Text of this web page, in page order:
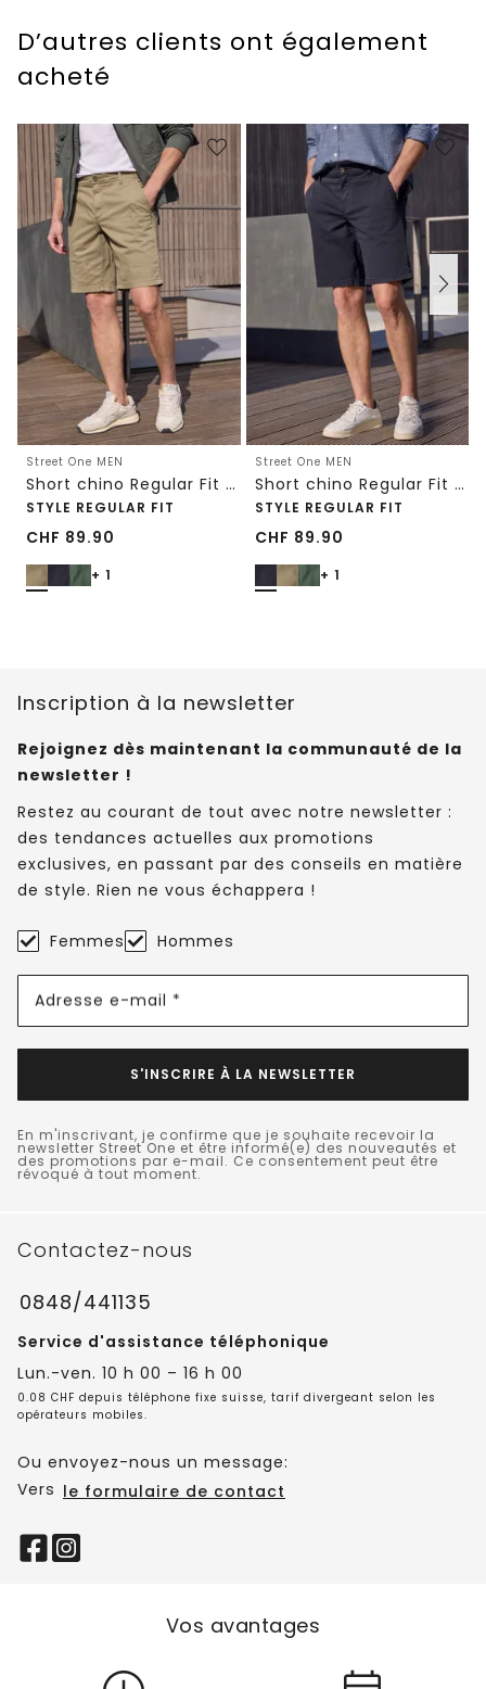
D’autres clients ont également
acheté
Street One MEN
Short chino Regular Fit avec poches
STYLE REGULAR FIT
CHF 89.90
+ 1
Street One MEN
Short chino Regular Fit avec poches
STYLE REGULAR FIT
CHF 89.90
+ 1
Inscription à la newsletter
Rejoignez dès maintenant la communauté de la
newsletter !
Restez au courant de tout avec notre newsletter :
des tendances actuelles aux promotions
exclusives, en passant par des conseils en matière
de style. Rien ne vous échappera !
Femmes Hommes
Adresse e-mail *
S'INSCRIRE À LA NEWSLETTER
En m'inscrivant, je confirme que je souhaite recevoir la
newsletter Street One et être informé(e) des nouveautés et
des promotions par e-mail. Ce consentement peut être
révoqué à tout moment.
Contactez-nous
0848/441135
Service d'assistance téléphonique
Lun.-ven. 10 h 00 – 16 h 00
0.08 CHF depuis téléphone fixe suisse, tarif divergeant selon les
opérateurs mobiles.
Ou envoyez-nous un message:
Vers le formulaire de contact
Vos avantages